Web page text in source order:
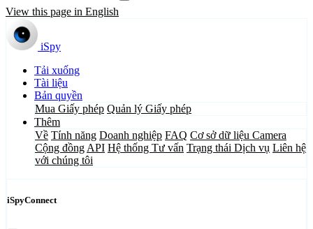
View this page in English
iSpy
Tải xuống
Tài liệu
Bản quyền
Mua Giấy phép Quản lý Giấy phép
Thêm
Về Tính năng Doanh nghiệp FAQ Cơ sở dữ liệu Camera
Cộng đồng API Hệ thống Tư vấn Trạng thái Dịch vụ Liên hệ
với chúng tôi
iSpyConnect